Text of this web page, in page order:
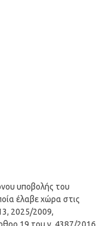
υποβολής του
έλαβε χώρα στις
2025/2009,
19 του ν. 4387/2016